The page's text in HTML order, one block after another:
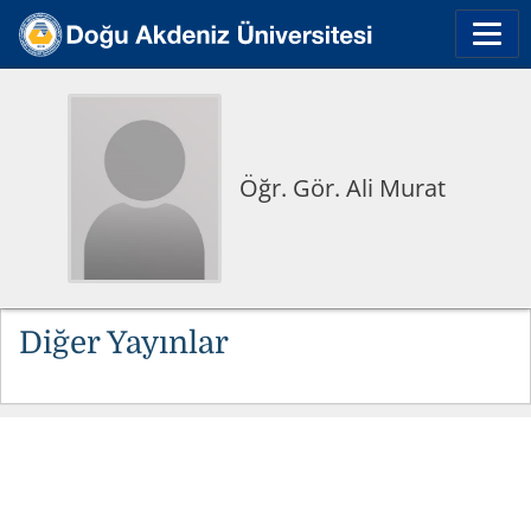
Öğr. Gör. Ali Murat
Diğer Yayınlar